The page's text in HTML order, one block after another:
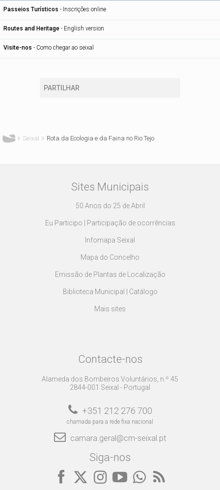
Passeios Turísticos - Inscrições online
Routes and Heritage - English version
Visite-nos - Como chegar ao seixal
PARTILHAR
Seixal Rota da Ecologia e da Faina no Rio Tejo
Sites Municipais
50 Anos do 25 de Abril
Eu Participo | Participação de ocorrências
Infomapa Seixal
Mapa do Concelho
Emissão de Plantas de Localização
Biblioteca Municipal | Catálogo
Mais sites
Contacte-nos
Alameda dos Bombeiros Voluntários, n.º 45
2844-001 Seixal - Portugal
+351 212 276 700
chamada para a rede fixa nacional
camara.geral@cm-seixal.pt
Siga-nos